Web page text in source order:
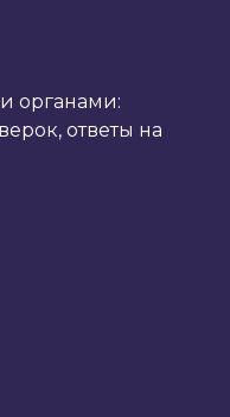
органами:
ответы на